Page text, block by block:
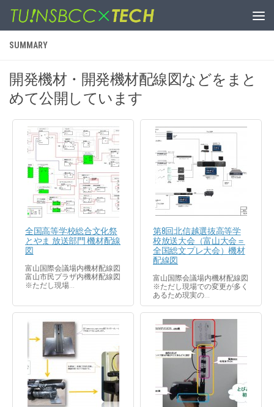
コンテンツへスキップ
SUMMARY
開発機材・開発機材配線図などをまと
めて公開しています
全国高等学校総合文化祭
とやま 放送部門 機材配線
図
富山国際会議場内機材配線図
富山市民プラザ内機材配線図
※ただし現場...
第8回北信越選抜高等学
校放送大会（富山大会＝
全国総文プレ大会）機材
配線図
富山国際会議場内機材配線図
※ただし現場での変更が多く
あるため現実の...